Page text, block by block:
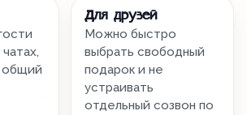
общий
Для друзей
Можно быстро
выбрать свободный
подарок и не
устраивать
отдельный созвон по